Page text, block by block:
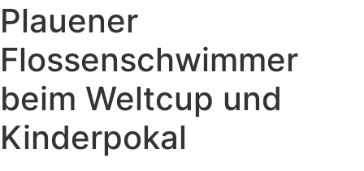
Plauener
Flossenschwimmer
beim Weltcup und
Kinderpokal